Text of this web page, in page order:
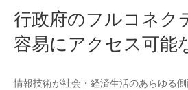
行政府のフルコネク
容易にアクセス可能
情報技術が社会・経済生活のあらゆる側